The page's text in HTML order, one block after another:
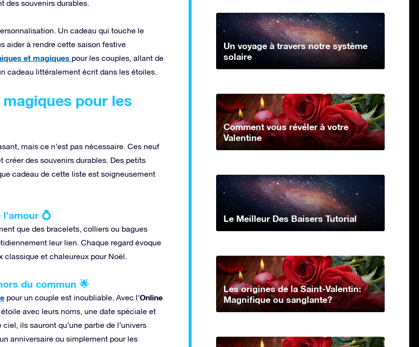
des souvenirs durables.
Un cadeau qui touche le
aider à rendre cette saison festive
et magiques pour les couples, allant de
cadeau littéralement écrit dans les étoiles.
pour les
mais ce n’est pas nécessaire. Ces neuf
créer des souvenirs durables. Des petits
cadeau de cette liste est soigneusement
💍
que des bracelets, colliers ou bagues
leur lien. Chaque regard évoque
classique et chaleureux pour Noël.
du commun 🌟
pour un couple est inoubliable. Avec l’Online
avec leurs noms, une date spéciale et
ils sauront qu’une partie de l’univers
anniversaire ou simplement pour les
Un voyage à travers notre système
solaire
Comment vous révéler à votre
Valentine
Le Meilleur Des Baisers Tutorial
Les origines de la Saint-Valentin:
Magnifique ou sanglante?